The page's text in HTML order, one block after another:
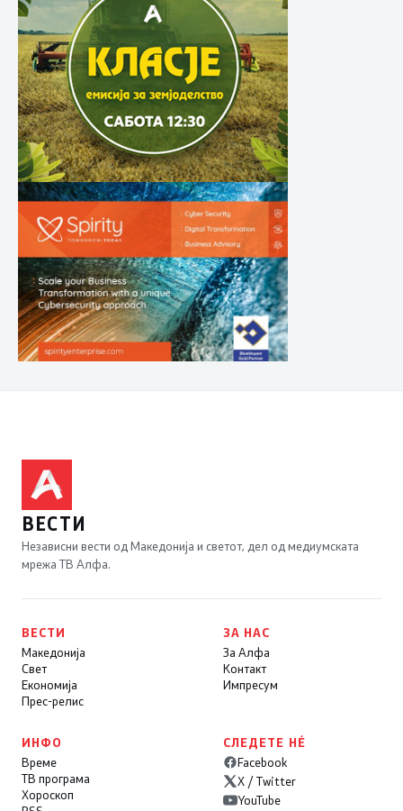
ВЕСТИ
Независни вести од Македонија и светот, дел од медиумската
мрежа ТВ Алфа.
ВЕСТИ
Македонија
Свет
Економија
Прес-релис
ЗА НАС
За Алфа
Контакт
Импресум
ИНФО
Време
ТВ програма
Хороскоп
СЛЕДЕТЕ НÉ
Facebook
X / Twitter
YouTube